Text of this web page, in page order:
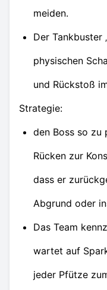
meiden.
Der Tankbuster
physischen
und Rückstoß
Strategie:
den Boss so zu
Rücken zur
dass er
Abgrund oder
Das Team
wartet auf
jeder Pfütze